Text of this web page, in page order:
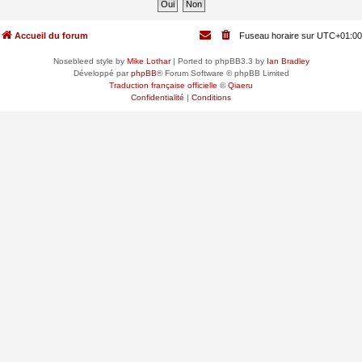
Accueil du forum Fuseau horaire sur UTC+01:00
Nosebleed style by Mike Lothar| Ported to phpBB3.3 by Ian Bradley
Développé parphpBB® Forum Software © phpBB Limited
Traduction française officielle ©Qiaeru
Confidentialité | Conditions